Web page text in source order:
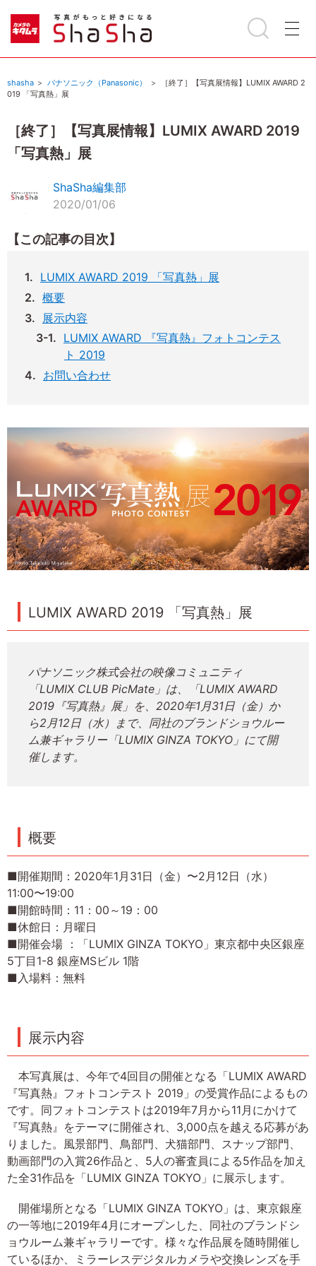
shasha パナソニック（Panasonic）
［終了］【写真展情報】LUMIX AWARD 2
019 「写真熱」展
［終了］【写真展情報】LUMIX AWARD 2019
「写真熱」展
ShaSha編集部
2020/01/06
【この記事の目次】
LUMIX AWARD 2019 「写真熱」展
概要
展示内容
LUMIX AWARD 『写真熱』フォトコンテス
ト 2019
お問い合わせ
LUMIX AWARD 2019 「写真熱」展
パナソニック株式会社の映像コミュニティ
「LUMIX CLUB PicMate」は、「LUMIX AWARD
2019『写真熱』展」を、2020年1月31日（金）か
ら2月12日（水）まで、同社のブランドショウルー
ム兼ギャラリー「LUMIX GINZA TOKYO」にて開
催します。
概要
■開催期間：2020年1月31日（金）〜2月12日（水）
11:00〜19:00
■開館時間：11：00～19：00
■休館日：月曜日
■開催会場 ：「LUMIX GINZA TOKYO」東京都中央区銀座
5丁目1-8 銀座MSビル 1階
■入場料：無料
展示内容
本写真展は、今年で4回目の開催となる「LUMIX AWARD
『写真熱』フォトコンテスト 2019」の受賞作品によるもの
です。同フォトコンテストは2019年7月から11月にかけて
『写真熱』をテーマに開催され、3,000点を越える応募があ
りました。風景部門、鳥部門、犬猫部門、スナップ部門、
動画部門の入賞26作品と、5人の審査員による5作品を加え
た全31作品を「LUMIX GINZA TOKYO」に展示します。
開催場所となる「LUMIX GINZA TOKYO」は、東京銀座
の一等地に2019年4月にオープンした、同社のブランドシ
ョウルーム兼ギャラリーです。様々な作品展を随時開催し
ているほか、ミラーレスデジタルカメラや交換レンズを手